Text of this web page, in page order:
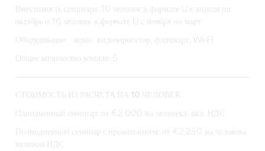
Вместимость семинара: 10 человек в формате U с апреля по
октябрь и 16 человек в формате U с ноября по март.
Оборудование : экран, видеопроектор, флипчарт, Wi-Fi.
Общее количество комнат: 5
СТОИМОСТЬ ИЗ РАСЧЕТА НА 10 ЧЕЛОВЕК
Однодневный семинар : от €2,000 на человека, вкл. НДС
Полнодневный семинар с проживанием
: от €2,250 на человека,
включая НДС